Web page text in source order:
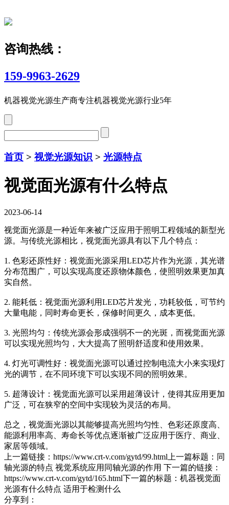
咨询热线：
159-9963-2629
机器视觉光源生产商专注机器视觉光源行业5年
首页 > 视觉光源知识 > 光源特点
视觉面光源有什么特点
2023-06-14
视觉面光源是一种近年来被广泛应用于照明工程领域的新型光
源。与传统光源相比，视觉面光源具有以下几个特点：
1. 色彩还原性好：视觉面光源采用LED芯片作为光源，其光谱
分布范围广，可以实现高度还原物体颜色，使照明效果更加真
实自然。
2. 能耗低：视觉面光源利用LED芯片发光，功耗较低，可节约
大量电能，同时寿命更长，保修时间更久，成本更低。
3. 光照均匀：传统光源会形成强弱不一的光斑，而视觉面光源
可以实现光照均匀，大大提高了照明舒适度和使用效果。
4. 灯光可调性好：视觉面光源可以通过控制电流大小来实现灯
光的调节，在不同环境下可以实现不同的照明效果。
5. 超薄设计：视觉面光源可以采用超薄设计，使得其应用更加
广泛，可在狭窄的空间中实现较为灵活的布局。
总之，视觉面光源以其能够提高光照均匀性、色彩还原度高、
能源利用率高、寿命长等优点逐渐被广泛应用于医疗、商业、
家居等领域。
上一篇链接：https://www.crt-v.com/gytd/99.html上一篇标题：同
轴光源的特点 视觉系统应用同轴光源的作用 下一篇的链接：
https://www.crt-v.com/gytd/165.html下一篇的标题：机器视觉面
光源有什么特点 适用于检测什么
分享到：